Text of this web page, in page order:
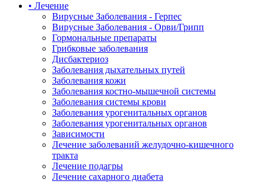
• Лечение
Вирусные Заболевания - Герпес
Вирусные Заболевания - Орви/Грипп
Гормональные препараты
Грибковые заболевания
Дисбактериоз
Заболевания дыхательных путей
Заболевания кожи
Заболевания костно-мышечной системы
Заболевания системы крови
Заболевания урогенитальных органов
Заболевания урогенитальных органов
Зависимости
Лечение заболеваний желудочно-кишечного
тракта
Лечение подагры
Лечение сахарного диабета